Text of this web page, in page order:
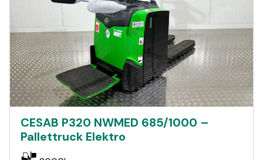
CESAB P320 NWMED 685/1000 –
Pallettruck Elektro